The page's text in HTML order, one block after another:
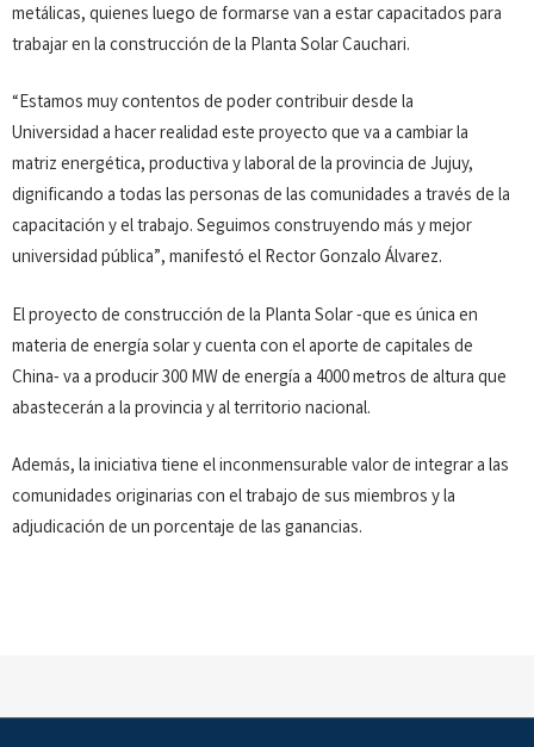
metálicas, quienes luego de formarse van a estar capacitados para
trabajar en la construcción de la Planta Solar Cauchari.
“Estamos muy contentos de poder contribuir desde la
Universidad a hacer realidad este proyecto que va a cambiar la
matriz energética, productiva y laboral de la provincia de Jujuy,
dignificando a todas las personas de las comunidades a través de la
capacitación y el trabajo. Seguimos construyendo más y mejor
universidad pública”, manifestó el Rector Gonzalo Álvarez.
El proyecto de construcción de la Planta Solar -que es única en
materia de energía solar y cuenta con el aporte de capitales de
China- va a producir 300 MW de energía a 4000 metros de altura que
abastecerán a la provincia y al territorio nacional.
Además, la iniciativa tiene el inconmensurable valor de integrar a las
comunidades originarias con el trabajo de sus miembros y la
adjudicación de un porcentaje de las ganancias.